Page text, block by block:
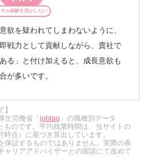
キル経験を活かしたい
欲を疑われてしまわないように、
戦力として貢献しながら、貴社で
る」と付け加えると、成長意欲も
が多いです。
】
生労働省「jobtag 」の職種別データ
ものです。平均残業時間は、当サイトの
点）に基づき算出しています。
証するものではありません。実際の条
ャリアアドバイザーとの面談にて改めて